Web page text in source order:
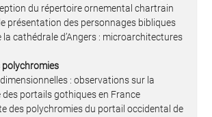
du répertoire ornemental chartrain
présentation des personnages bibliques
cathédrale d’Angers : microarchitectures
polychromies
: observations sur la
des portails gothiques en France
des polychromies du portail occidental de